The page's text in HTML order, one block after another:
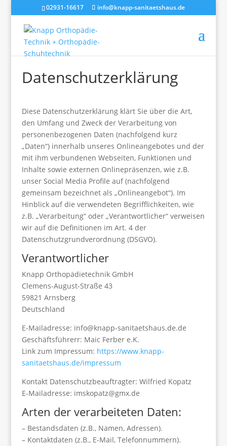
02931-16617 info@knapp-sanitaetshaus.de
Datenschutzerklärung
Diese Datenschutzerklärung klärt Sie über die Art,
den Umfang und Zweck der Verarbeitung von
personenbezogenen Daten (nachfolgend kurz
„Daten“) innerhalb unseres Onlineangebotes und der
mit ihm verbundenen Webseiten, Funktionen und
Inhalte sowie externen Onlinepräsenzen, wie z.B.
unser Social Media Profile auf (nachfolgend
gemeinsam bezeichnet als „Onlineangebot“). Im
Hinblick auf die verwendeten Begrifflichkeiten, wie
z.B. „Verarbeitung“ oder „Verantwortlicher“ verweisen
wir auf die Definitionen im Art. 4 der
Datenschutzgrundverordnung (DSGVO).
Verantwortlicher
Knapp Orthopädietechnik GmbH
Clemens-August-Straße 43
59821 Arnsberg
Deutschland
E-Mailadresse: info@knapp-sanitaetshaus.de.de
Geschäftsführerr: Maic Ferber e.K.
Link zum Impressum: https://www.knapp-
sanitaetshaus.de/impressum
Kontakt Datenschutzbeauftragter: Wilfried Kopatz
E-Mailadresse: imskopatz@gmx.de
Arten der verarbeiteten Daten:
– Bestandsdaten (z.B., Namen, Adressen).
– Kontaktdaten (z.B., E-Mail, Telefonnummern).